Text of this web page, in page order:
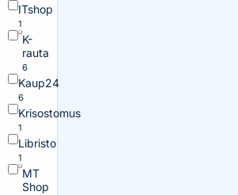
ITshop
1
K-
rauta
6
Kaup24
6
Krisostomus
1
Libristo
1
MT
Shop